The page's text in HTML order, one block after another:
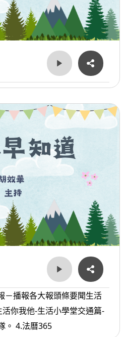
－播報各大報頭條要聞生活
你我他-生活小學堂交通篇-
。 4.法曆365